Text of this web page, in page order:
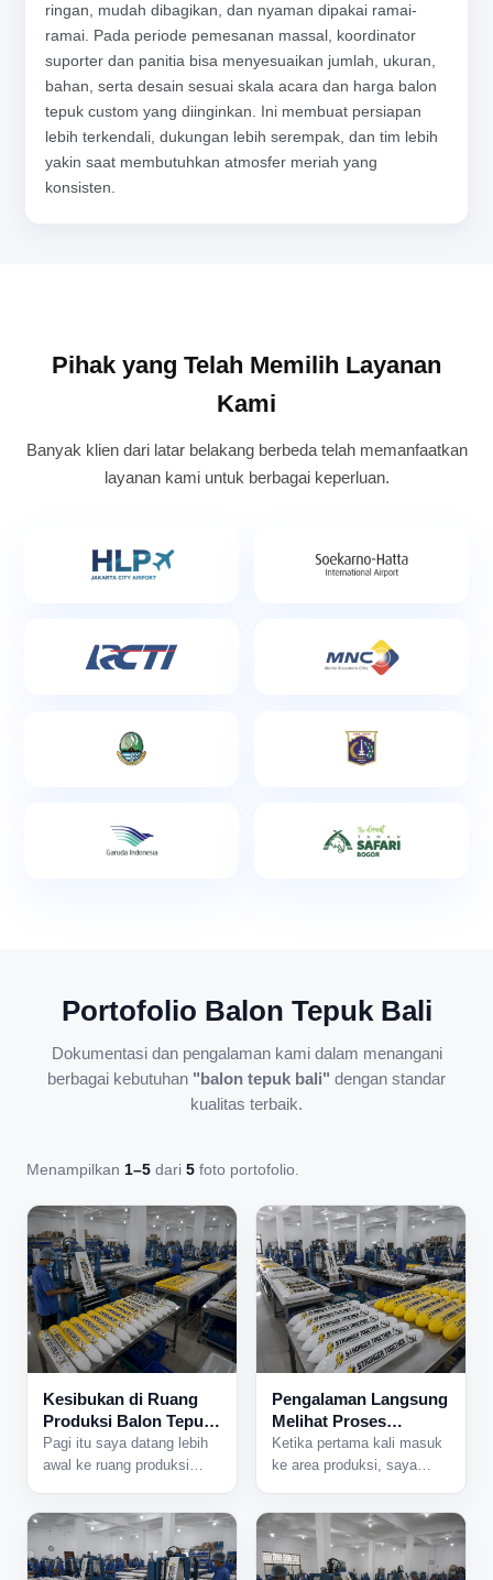
ringan, mudah dibagikan, dan nyaman dipakai ramai-
ramai. Pada periode pemesanan massal, koordinator
suporter dan panitia bisa menyesuaikan jumlah, ukuran,
bahan, serta desain sesuai skala acara dan harga balon
tepuk custom yang diinginkan. Ini membuat persiapan
lebih terkendali, dukungan lebih serempak, dan tim lebih
yakin saat membutuhkan atmosfer meriah yang
konsisten.
Pihak yang Telah Memilih Layanan
Kami
Banyak klien dari latar belakang berbeda telah memanfaatkan
layanan kami untuk berbagai keperluan.
Portofolio Balon Tepuk Bali
Dokumentasi dan pengalaman kami dalam menangani
berbagai kebutuhan "balon tepuk bali" dengan standar
kualitas terbaik.
Menampilkan 1–5 dari 5 foto portofolio.
Kesibukan di Ruang
Produksi Balon Tepuk
yang Tidak Pernah
Sepi
Pagi itu saya datang lebih
awal ke ruang produksi
jumlah besar. Begitu pintu
area produksi dibuka,
beberapa mesin langsung
Pengalaman Langsung
Melihat Proses
Produksi Balon Tepuk
dari Dekat
Ketika pertama kali masuk
ke area produksi, saya
bersamaan dari berbagai
sisi ruangan. Aktivitas di
dalam pabrik sudah